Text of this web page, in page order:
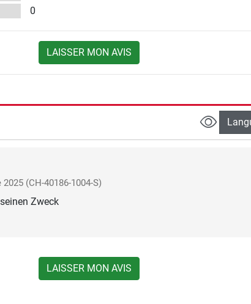
0
LAISSER MON AVIS
2025 (CH-40186-1004-S)
Zweck
LAISSER MON AVIS